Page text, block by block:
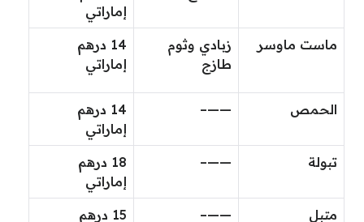
إماراتي
ماست ماوسر
زبادي وثوم
طازج
14 درهم
إماراتي
الحمص ——–
14 درهم
إماراتي
تبولة ——–
18 درهم
إماراتي
متبل ——–
15 درهم